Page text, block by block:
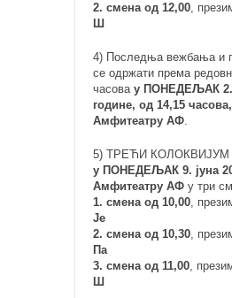
2. смена од 12,00,
Ш
4) Последња вежбања и
се одржати према
часова у ПОНЕДЕЉАК 2.
године, од 14,15
Амфитеатру АФ.
5) ТРЕЋИ КОЛОКВИЈУМ
у ПОНЕДЕЉАК 9. јуна
Амфитеатру АФ у три
1. смена од 10,00,
Је
2. смена од 10,30,
Па
3. смена од 11,00,
Ш